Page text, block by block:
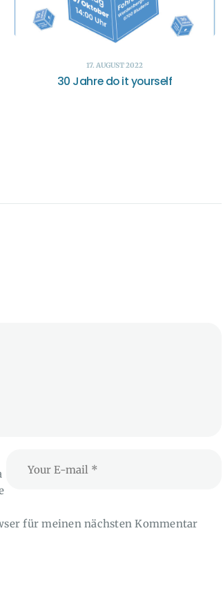
17. AUGUST 2022
30 Jahre do it yourself
für meinen nächsten Kommentar